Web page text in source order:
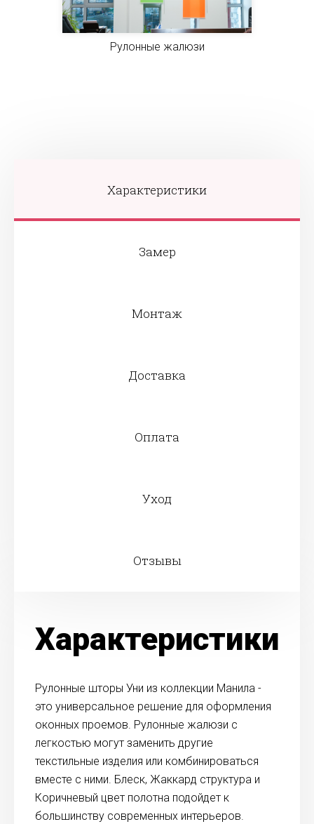
Рулонные жалюзи
Характеристики
Замер
Монтаж
Доставка
Оплата
Уход
Отзывы
Характеристики
Рулонные шторы Уни из коллекции Манила -
это универсальное решение для оформления
оконных проемов. Рулонные жалюзи с
легкостью могут заменить другие
текстильные изделия или комбинироваться
вместе с ними. Блеск, Жаккард структура и
Коричневый цвет полотна подойдет к
большинству современных интерьеров.